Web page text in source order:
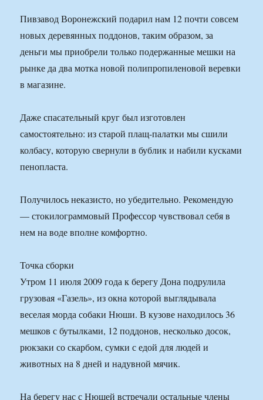
Пивзавод Воронежский подарил нам 12 почти совсем
новых деревянных поддонов, таким образом, за
деньги мы приобрели только подержанные мешки на
рынке да два мотка новой полипропиленовой веревки
в магазине.
Даже спасательный круг был изготовлен
самостоятельно: из старой плащ-палатки мы сшили
колбасу, которую свернули в бублик и набили кусками
пенопласта.
Получилось неказисто, но убедительно. Рекомендую
— стокилограммовый Профессор чувствовал себя в
нем на воде вполне комфортно.
Точка сборки
Утром 11 июля 2009 года к берегу Дона подрулила
грузовая «Газель», из окна которой выглядывала
веселая морда собаки Нюши. В кузове находилось 36
мешков с бутылками, 12 поддонов, несколько досок,
рюкзаки со скарбом, сумки с едой для людей и
животных на 8 дней и надувной мячик.
На берегу нас с Нюшей встречали остальные члены